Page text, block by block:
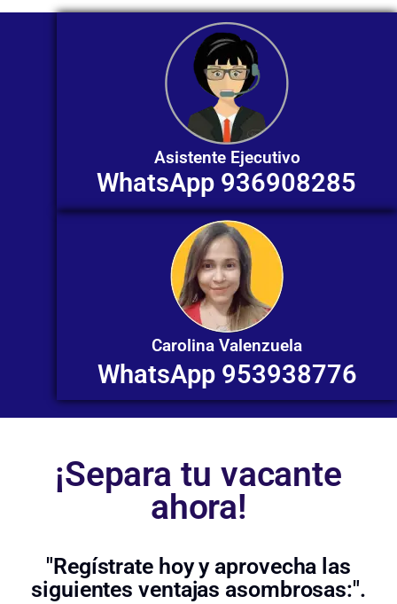
Asistente Ejecutivo
WhatsApp 936908285
Carolina Valenzuela
WhatsApp 953938776
¡Separa tu vacante
ahora!
"Regístrate hoy y aprovecha las
siguientes ventajas asombrosas:".